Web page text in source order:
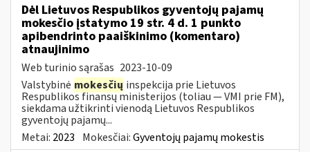
Dėl Lietuvos Respublikos gyventojų pajamų
mokesčio įstatymo 19 str. 4 d. 1 punkto
apibendrinto paaiškinimo (komentaro)
atnaujinimo
Web turinio sąrašas 2023-10-09
Valstybinė mokesčių inspekcija prie Lietuvos
Respublikos finansų ministerijos (toliau — VMI prie FM),
siekdama užtikrinti vienodą Lietuvos Respublikos
gyventojų pajamų...
Metai: 2023 Mokesčiai:Gyventojų pajamų mokestis